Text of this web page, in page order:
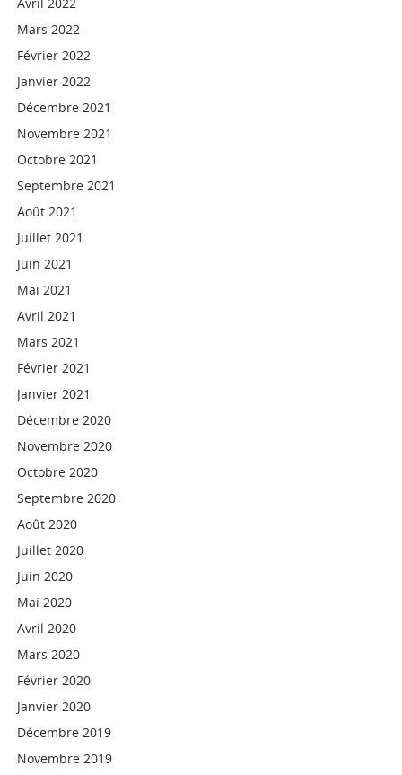
Mars 2022
Février 2022
Janvier 2022
Décembre 2021
Novembre 2021
Octobre 2021
Septembre 2021
Août 2021
Juillet 2021
Juin 2021
Mai 2021
Avril 2021
Mars 2021
Février 2021
Janvier 2021
Décembre 2020
Novembre 2020
Octobre 2020
Septembre 2020
Août 2020
Juillet 2020
Juin 2020
Mai 2020
Avril 2020
Mars 2020
Février 2020
Janvier 2020
Décembre 2019
Novembre 2019